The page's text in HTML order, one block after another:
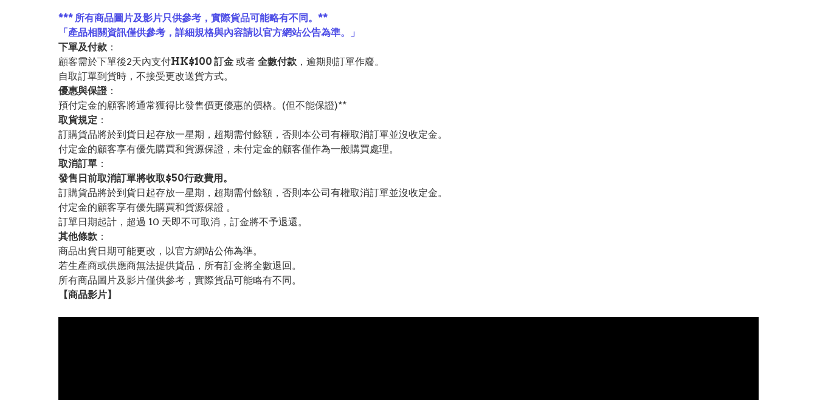
*** 所有商品圖片及影片只供參考，實際貨品可能略有不同。**
「產品相關資訊僅供參考，詳細規格與內容請以官方網站公告為準。」
下單及付款 ：
顧客需於下單後2天內支付HK$100 訂金 或者 全數付款 ，逾期則訂單作廢。
自取訂單到貨時，不接受更改送貨方式。
優惠與保證：
預付定金的顧客將通常獲得比發售價更優惠的價格。(但不能保證)**
取貨規定 ：
訂購貨品將於到貨日起存放一星期，超期需付餘額，否則本公司有權取消訂單並沒收定金。
付定金的顧客享有優先購買和貨源保證，未付定金的顧客僅作為一般購買處理。
取消訂單 ：
發售日前取消訂單將收取$50行政費用。
訂購貨品將於到貨日起存放一星期，超期需付餘額，否則本公司有權取消訂單並沒收定金。
付定金的顧客享有優先購買和貨源保證 。
訂單日期起計，超過 10 天即不可取消，訂金將不予退還。
其他條款 ：
商品出貨日期可能更改，以官方網站公佈為準。
若生產商或供應商無法提供貨品，所有訂金將全數退回。
所有商品圖片及影片僅供參考，實際貨品可能略有不同。
【商品影片】